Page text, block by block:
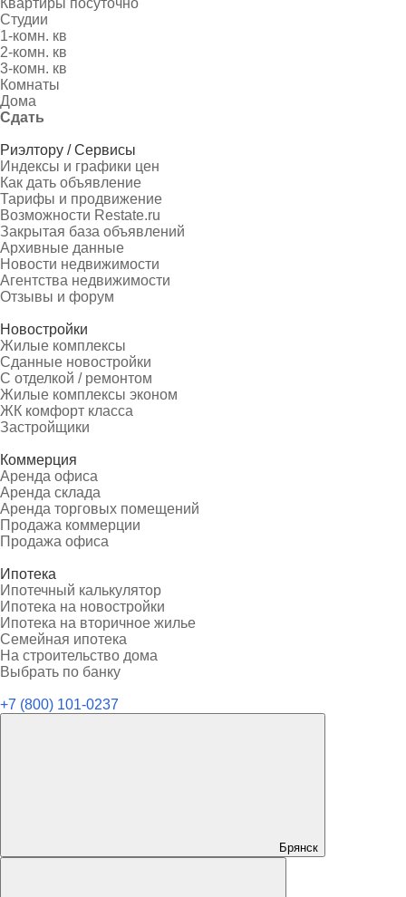
Квартиры посуточно
Студии
1-комн. кв
2-комн. кв
3-комн. кв
Комнаты
Дома
Сдать
Риэлтору / Сервисы
Индексы и графики цен
Как дать объявление
Тарифы и продвижение
Возможности Restate.ru
Закрытая база объявлений
Архивные данные
Новости недвижимости
Агентства недвижимости
Отзывы и форум
Новостройки
Жилые комплексы
Сданные новостройки
С отделкой / ремонтом
Жилые комплексы эконом
ЖК комфорт класса
Застройщики
Коммерция
Аренда офиса
Аренда склада
Аренда торговых помещений
Продажа коммерции
Продажа офиса
Ипотека
Ипотечный калькулятор
Ипотека на новостройки
Ипотека на вторичное жилье
Семейная ипотека
На строительство дома
Выбрать по банку
+7 (800) 101-0237
Брянск